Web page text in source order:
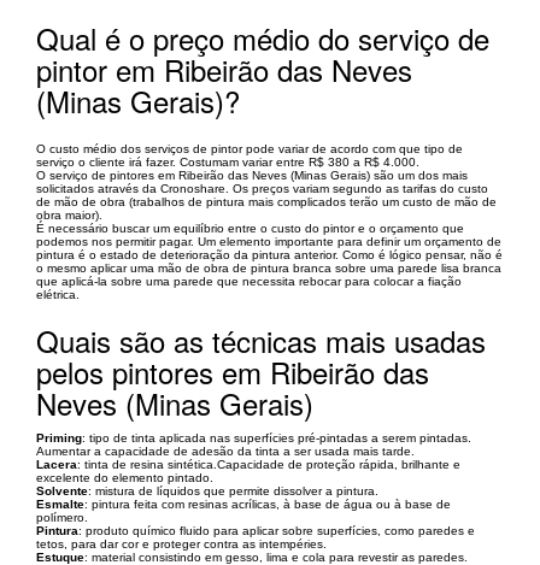
Qual é o preço médio do serviço de
pintor em Ribeirão das Neves
(Minas Gerais)?
O custo médio dos serviços de pintor pode variar de acordo com que tipo de
serviço o cliente irá fazer. Costumam variar entre R$ 380 a R$ 4.000.
O serviço de pintores em Ribeirão das Neves (Minas Gerais) são um dos mais
solicitados através da Cronoshare. Os preços variam segundo as tarifas do custo
de mão de obra (trabalhos de pintura mais complicados terão um custo de mão de
obra maior).
É necessário buscar um equilíbrio entre o custo do pintor e o orçamento que
podemos nos permitir pagar. Um elemento importante para definir um orçamento de
pintura é o estado de deterioração da pintura anterior. Como é lógico pensar, não é
o mesmo aplicar uma mão de obra de pintura branca sobre uma parede lisa branca
que aplicá-la sobre uma parede que necessita rebocar para colocar a fiação
elétrica.
Quais são as técnicas mais usadas
pelos pintores em Ribeirão das
Neves (Minas Gerais)
Priming: tipo de tinta aplicada nas superfícies pré-pintadas a serem pintadas.
Aumentar a capacidade de adesão da tinta a ser usada mais tarde.
Lacera: tinta de resina sintética.Capacidade de proteção rápida, brilhante e
excelente do elemento pintado.
Solvente: mistura de líquidos que permite dissolver a pintura.
Esmalte: pintura feita com resinas acrílicas, à base de água ou à base de
polímero.
Pintura: produto químico fluido para aplicar sobre superfícies, como paredes e
tetos, para dar cor e proteger contra as intempéries.
Estuque: material consistindo em gesso, lima e cola para revestir as paredes.